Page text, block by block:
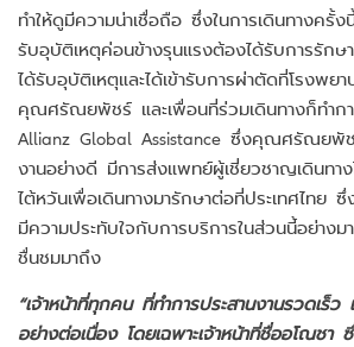
ทำให้ดูมีความน่าเชื่อถือ ซึ่งในการเดินทางค
รับอุบัติเหตุค่อนข้างรุนแรงต้องได้รับการรักษ
ได้รับอุบัติเหตุและได้เข้ารับการผ่าตัดที่โรงพยา
คุณศรัณยพัชร์ และเพื่อนที่ร่วมเดินทางก็ทำก
Allianz Global Assistance ซึ่งคุณศรัณยพัช
งานอย่างดี มีการส่งแพทย์ผู้เชี่ยวชาญเดินทา
ไต้หวันเพื่อเดินทางมารักษาต่อที่ประเทศไท
มีความประทับใจกับการบริการในส่วนนี้อย่าง
ชื่นชมมาถึง
“เจ้าหน้าที่ทุกคน ที่ทำการประสานงานรวดเร็
อย่างต่อเนื่อง โดยเฉพาะเจ้าหน้าที่ชื่ออโณชา